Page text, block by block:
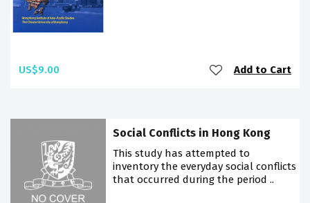
US$9.00 Add to Cart
Social Conflicts in Hong Kong
This study has attempted to
inventory the everyday social conflicts
that occurred during the period ..